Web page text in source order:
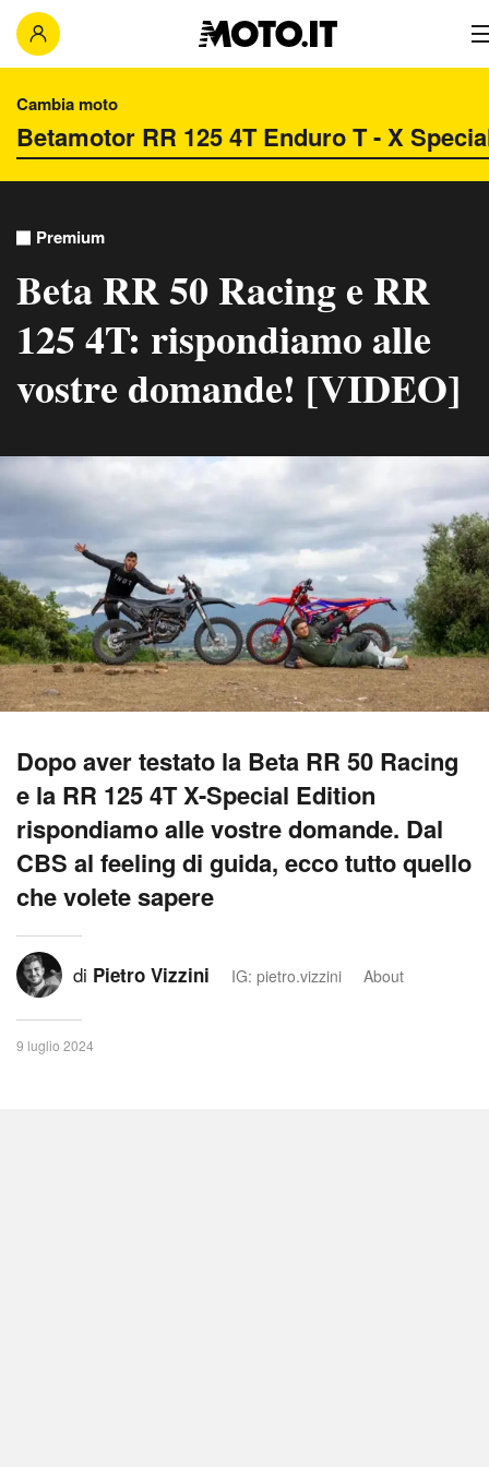
Premium
Beta RR 50 Racing e RR
125 4T: rispondiamo alle
vostre domande! [VIDEO]
Dopo aver testato la Beta RR 50 Racing
e la RR 125 4T X-Special Edition
rispondiamo alle vostre domande. Dal
CBS al feeling di guida, ecco tutto quello
che volete sapere
di Pietro Vizzini IG: pietro.vizzini About
9 luglio 2024
Cambia moto